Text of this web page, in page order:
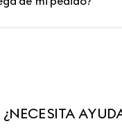
¿NECESITA